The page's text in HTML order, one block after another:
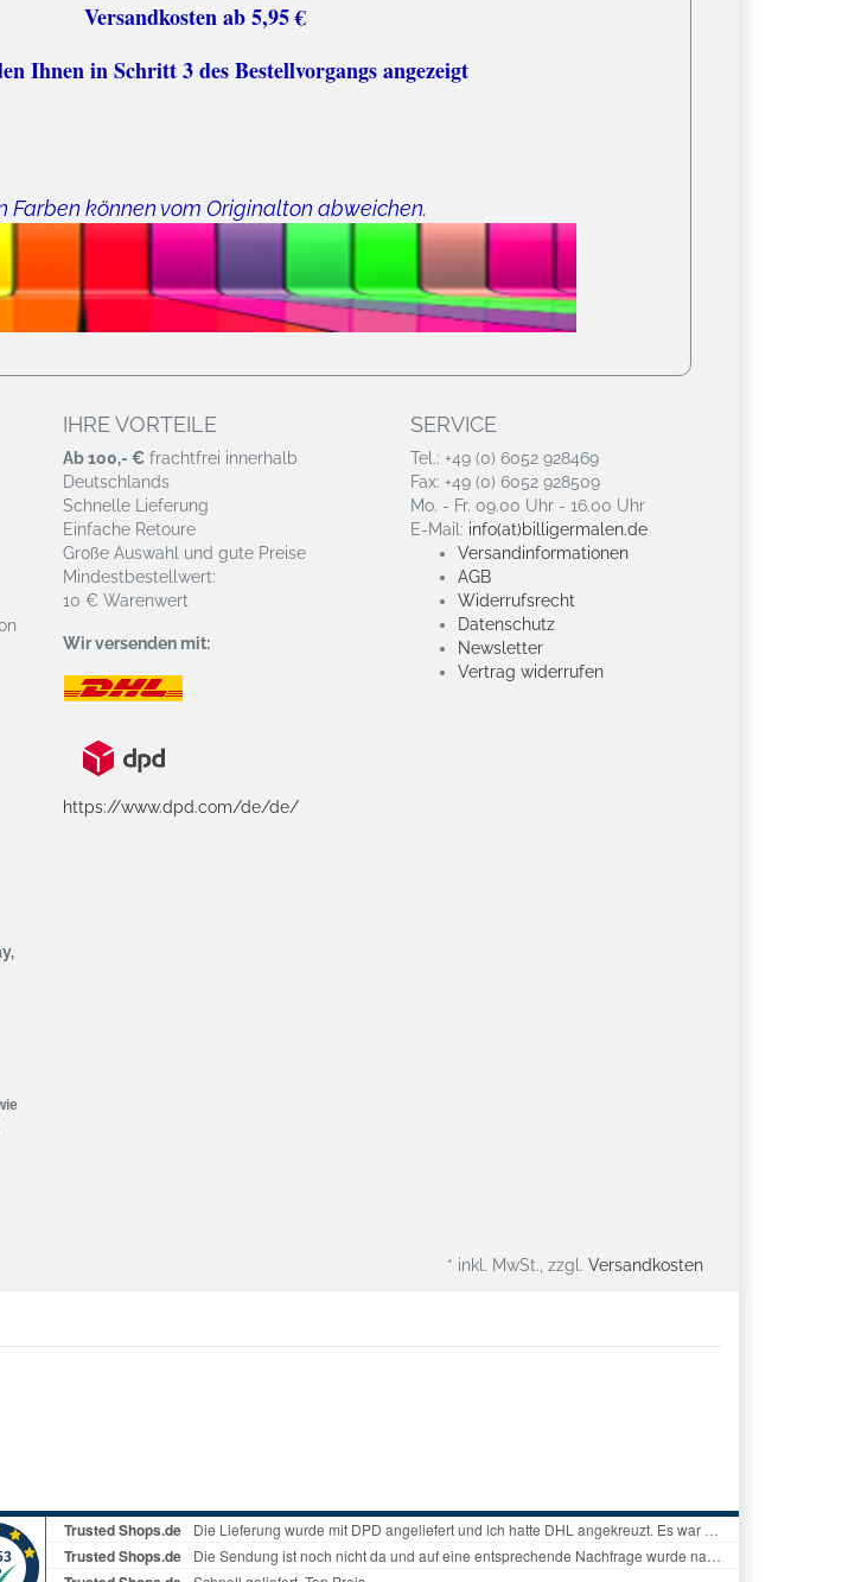
5,95 €
Ihnen in Schritt 3 des Bestellvorgangs angezeigt
Farben können vom Originalton abweichen.
IHRE VORTEILE
Ab 100,- € frachtfrei innerhalb
Deutschlands
Schnelle Lieferung
Einfache Retoure
Große Auswahl und gute Preise
Mindestbestellwert:
10 € Warenwert
Wir versenden mit:
https://www.dpd.com/de/de/
SERVICE
Tel.: +49 (0) 6052 928469
Fax: +49 (0) 6052 928509
Mo. - Fr. 09.00 Uhr - 16.00 Uhr
E-Mail: info(at)billigermalen.de
Versandinformationen
AGB
Widerrufsrecht
Datenschutz
Newsletter
Vertrag widerrufen
* inkl. MwSt., zzgl. Versandkosten